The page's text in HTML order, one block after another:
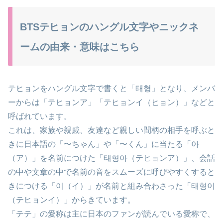
BTSテヒョンのハングル文字やニックネ
ームの由来・意味はこちら
テヒョンをハングル文字で書くと「태형」となり、メンバ
ーからは「テヒョンア」「テヒョンイ（ヒョン）」などと
呼ばれています。
これは、家族や親戚、友達など親しい間柄の相手を呼ぶと
きに日本語の「〜ちゃん」や「〜くん」に当たる「아
（ア）」を名前につけた「태형아（テヒョンア）」、会話
の中や文章の中で名前の音をスムーズに呼びやすくすると
きにつける「이（イ）」が名前と組み合わさった「태형이
（テヒョンイ）」からきています。
「テテ」の愛称は主に日本のファンが読んでいる愛称で、